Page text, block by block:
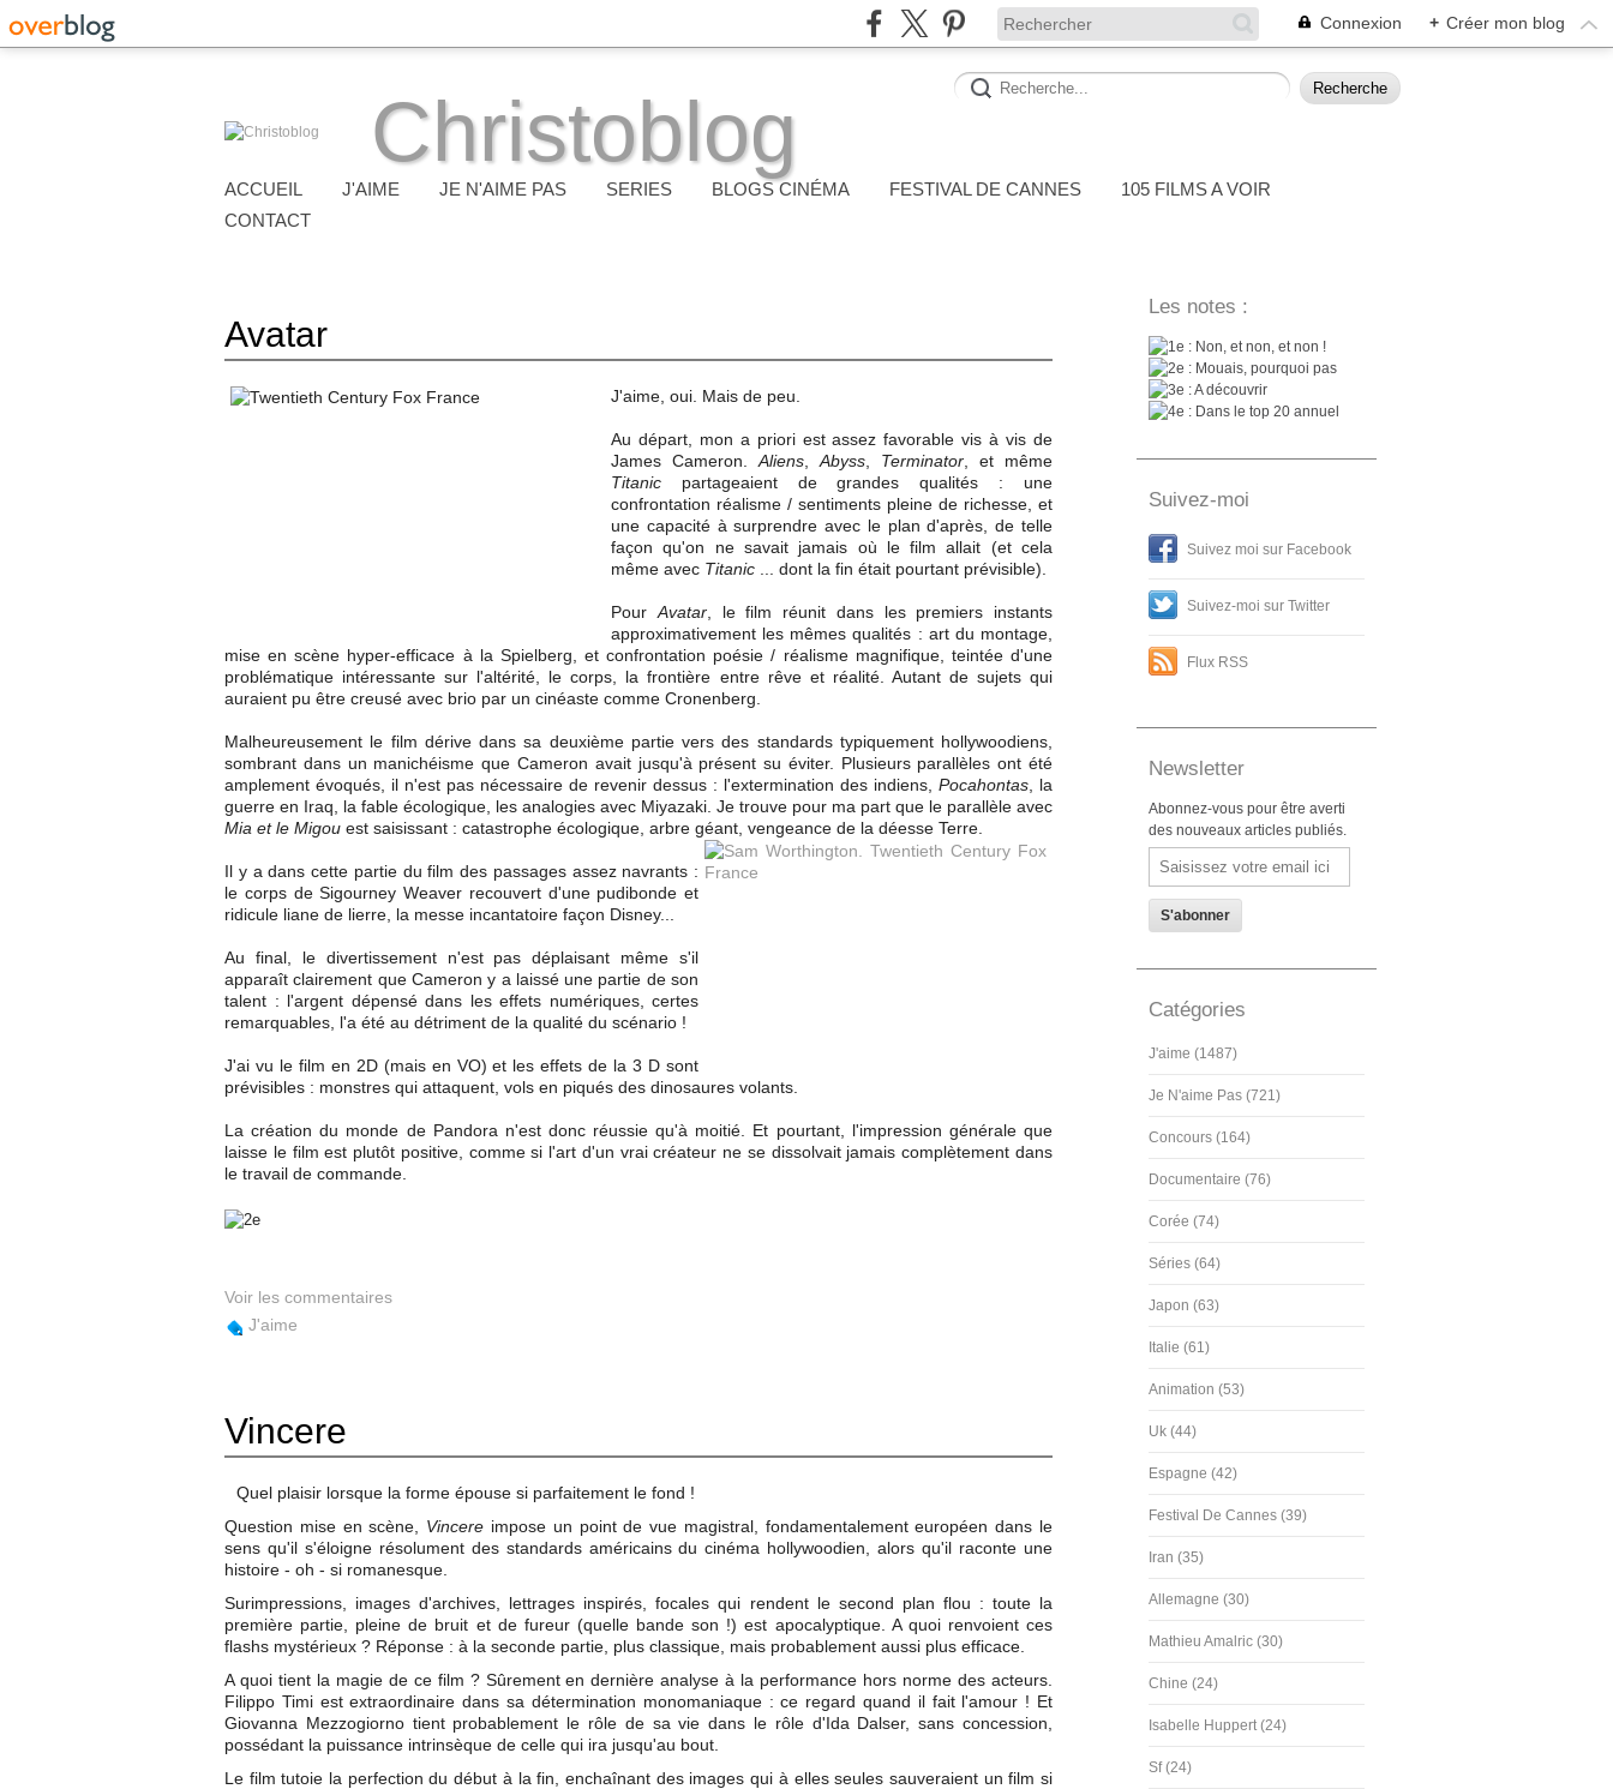
Connexion + Créer mon blog
Christoblog
ACCUEIL J'AIME JE N'AIME PAS SERIES BLOGS CINÉMA FESTIVAL DE CANNES
105 FILMS A VOIR
CONTACT
Avatar
J'aime, oui. Mais de peu.
Au départ, mon a priori est assez favorable vis à vis de
James Cameron. Aliens Abyss Terminator , et même
Titanic partageaient de grandes qualités : une
confrontation réalisme / sentiments pleine de richesse, et
une capacité à surprendre avec le plan d'après, de telle
façon qu'on ne savait jamais où le film allait (et cela
même avec Titanic ... dont la fin était pourtant prévisible).
Pour Avatar, le film réunit dans les premiers instants
approximativement les mêmes qualités : art du montage,
mise en scène hyper-efficace à la Spielberg, et confrontation poésie / réalisme magnifique, teintée d'une
problématique intéressante sur l'altérité, le corps, la frontière entre rêve et réalité. Autant de sujets qui
auraient pu être creusé avec brio par un cinéaste comme Cronenberg.
Malheureusement le film dérive dans sa deuxième partie vers des standards typiquement hollywoodiens,
sombrant dans un manichéisme que Cameron avait jusqu'à présent su éviter. Plusieurs parallèles ont été
amplement évoqués, il n'est pas nécessaire de revenir dessus : l'extermination des indiens, Pocahontas , la
guerre en Iraq, la fable écologique, les analogies avec Miyazaki. Je trouve pour ma part que le parallèle avec
Mia et le Migou est saisissant : catastrophe écologique, arbre géant, vengeance de la déesse Terre.
Il y a dans cette partie du film des passages assez navrants :
le corps de Sigourney Weaver recouvert d'une pudibonde et
ridicule liane de lierre, la messe incantatoire façon Disney...
Au final, le divertissement n'est pas déplaisant même s'il
apparaît clairement que Cameron y a laissé une partie de son
talent : l'argent dépensé dans les effets numériques, certes
remarquables, l'a été au détriment de la qualité du scénario !
J'ai vu le film en 2D (mais en VO) et les effets de la 3 D sont
prévisibles : monstres qui attaquent, vols en piqués des dinosaures volants.
La création du monde de Pandora n'est donc réussie qu'à moitié. Et pourtant, l'impression générale que
laisse le film est plutôt positive, comme si l'art d'un vrai créateur ne se dissolvait jamais complètement dans
le travail de commande.
Voir les commentaires
J'aime
Vincere
Quel plaisir lorsque la forme épouse si parfaitement le fond !
Question mise en scène, Vincere impose un point de vue magistral, fondamentalement européen dans le
sens qu'il s'éloigne résolument des standards américains du cinéma hollywoodien, alors qu'il raconte une
histoire - oh - si romanesque.
Surimpressions, images d'archives, lettrages inspirés, focales qui rendent le second plan flou : toute la
première partie, pleine de bruit et de fureur (quelle bande son !) est apocalyptique. A quoi renvoient ces
flashs mystérieux ? Réponse : à la seconde partie, plus classique, mais probablement aussi plus efficace.
A quoi tient la magie de ce film ? Sûrement en dernière analyse à la performance hors norme des acteurs.
Filippo Timi est extraordinaire dans sa détermination monomaniaque : ce regard quand il fait l'amour ! Et
Giovanna Mezzogiorno tient probablement le rôle de sa vie dans le rôle d'Ida Dalser, sans concession,
possédant la puissance intrinsèque de celle qui ira jusqu'au bout.
Le film tutoie la perfection du début à la fin, enchaînant des images qui à elles seules sauveraient un film si
Les notes :
: Non, et non, et non !
: Mouais, pourquoi pas
: A découvrir
: Dans le top 20 annuel
Suivez-moi
Suivez moi sur Facebook
Suivez-moi sur Twitter
Flux RSS
Newsletter
Abonnez-vous pour être averti
des nouveaux articles publiés.
Email
Catégories
J'aime (1487)
Je N'aime Pas (721)
Concours (164)
Documentaire (76)
Corée (74)
Séries (64)
Japon (63)
Italie (61)
Animation (53)
Uk (44)
Espagne (42)
Festival De Cannes (39)
Iran (35)
Allemagne (30)
Mathieu Amalric (30)
Chine (24)
Isabelle Huppert (24)
Sf (24)